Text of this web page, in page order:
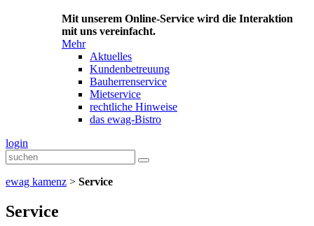
Mit unserem Online-Service wird die Interaktion
mit uns vereinfacht.
Mehr
Aktuelles
Kundenbetreuung
Bauherrenservice
Mietservice
rechtliche Hinweise
das ewag-Bistro
login
ewag kamenz > Service
Service